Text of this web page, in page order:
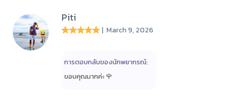
Piti
| March 9, 2026
การตอบกลับของนักพยากรณ์:
ขอบคุณมากค่ะ 🌹